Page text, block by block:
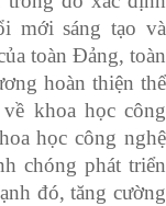
mới sáng tạo và
toàn Đảng, toàn
hoàn thiện thể
khoa học công
học công nghệ
chóng phát triển
đó, tăng cường